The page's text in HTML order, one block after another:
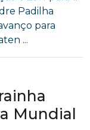
Padilha
para
...
Mundial